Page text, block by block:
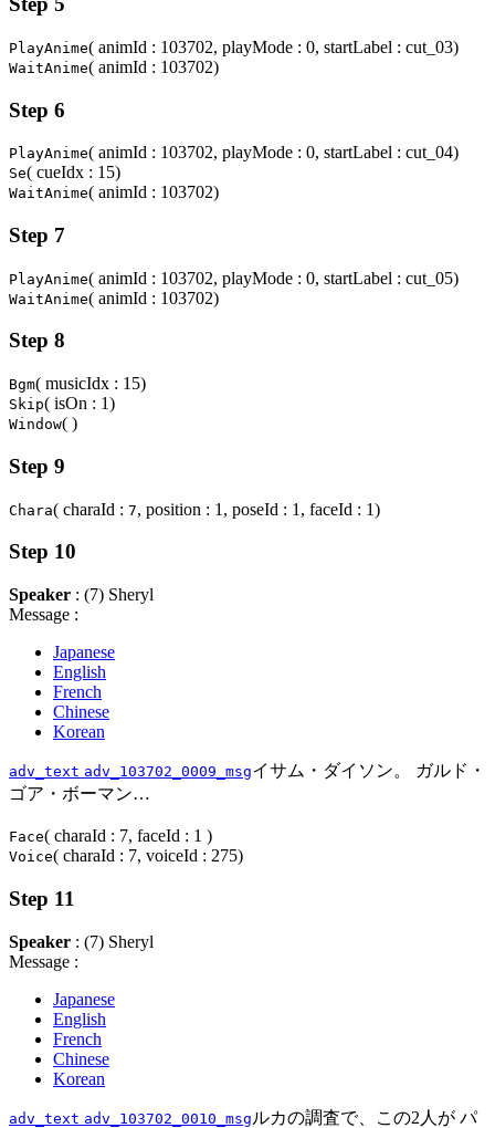
PlayAnime( animId : 103702, playMode : 0, startLabel : cut_03)
WaitAnime( animId : 103702)
Step 6
PlayAnime( animId : 103702, playMode : 0, startLabel : cut_04)
Se( cueIdx : 15)
WaitAnime( animId : 103702)
Step 7
PlayAnime( animId : 103702, playMode : 0, startLabel : cut_05)
WaitAnime( animId : 103702)
Step 8
Bgm( musicIdx : 15)
Skip( isOn : 1)
Window( )
Step 9
Chara( charaId : 7, position : 1, poseId : 1, faceId : 1)
Step 10
Speaker : (7) Sheryl
Message :
Japanese
English
French
Chinese
Korean
adv_text adv_103702_0009_msgイサム・ダイソン。 ガルド・
ゴア・ボーマン…
Face( charaId : 7, faceId : 1 )
Voice( charaId : 7, voiceId : 275)
Step 11
Speaker : (7) Sheryl
Message :
Japanese
English
French
Chinese
Korean
adv_text adv_103702_0010_msg ルカの調査で、この2人が パ